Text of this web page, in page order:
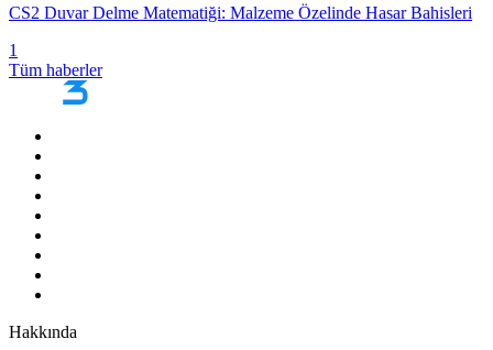
CS2 Duvar Delme Matematiği: Malzeme Özelinde Hasar Bahisleri
1
Tüm haberler
Hakkında